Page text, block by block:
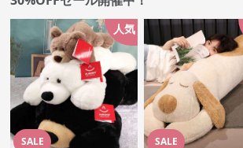
SALE
人気
SALE